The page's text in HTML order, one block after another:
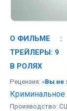
О ФИЛЬМЕ :
ТРЕЙЛЕРЫ: 9
В РОЛЯХ
Рецензия: «Вы не
Криминальное
Производство: